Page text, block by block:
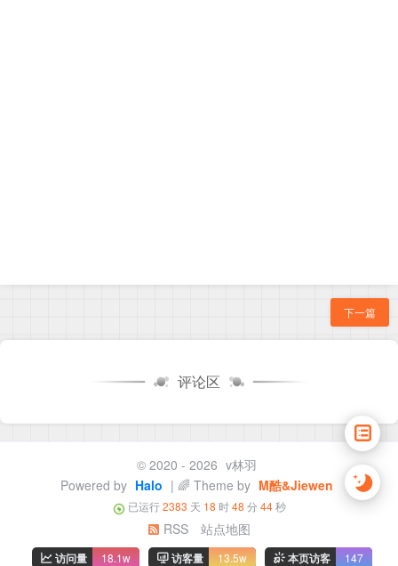
下一篇
评论区
© 2020 - 2026 v林羽
Powered by Halo | 🌈 Theme by M酷&Jiewen
已运行2383 天 18 时48 分 45秒
RSS 站点地图
访问量 18.1w 访客量 13.5w 本页访客 147